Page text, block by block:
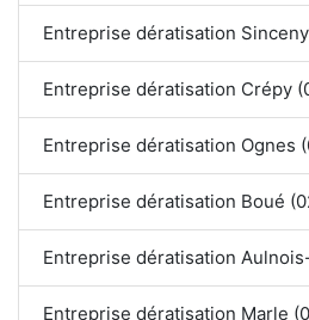
Entreprise dératisation
Entreprise dératisation Crépy
Entreprise dératisation Ognes
Entreprise dératisation Boué
Entreprise dératisation
Entreprise dératisation Marle